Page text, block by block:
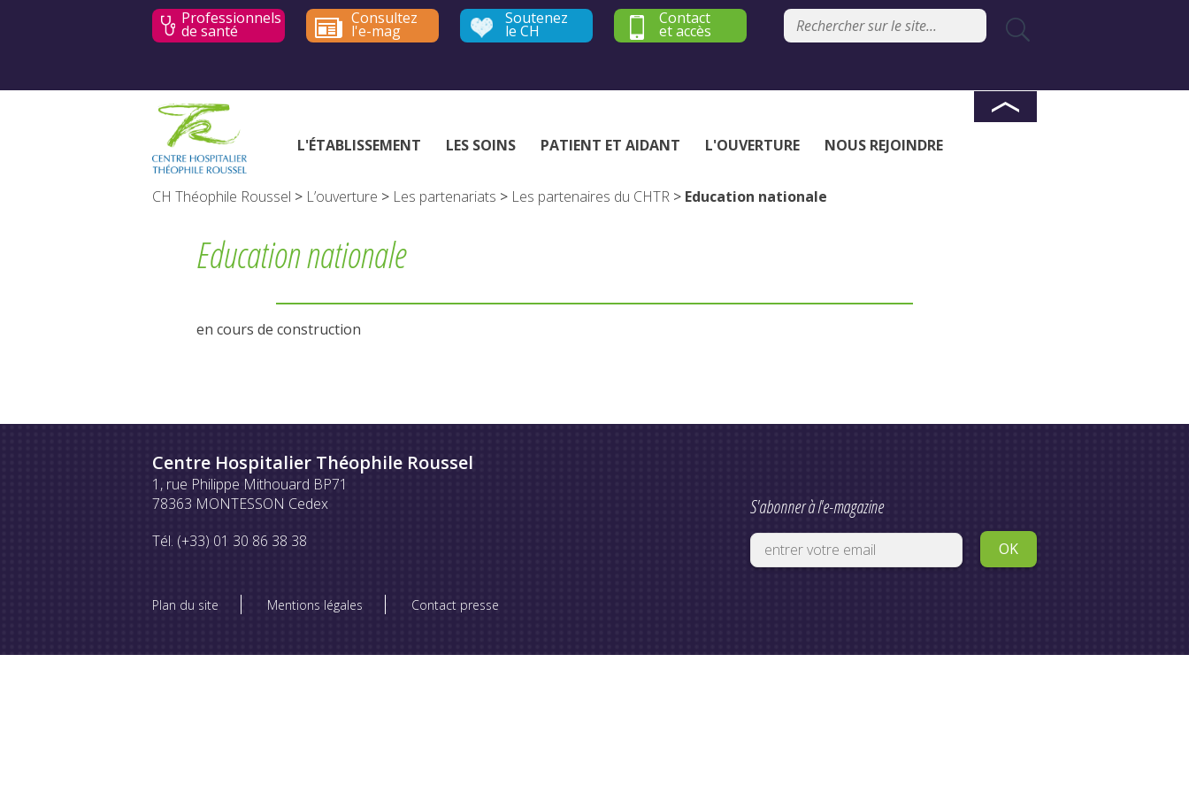
Professionnels
de santé
Consultez
l'e-mag
Soutenez
le CH
Contact
et accès
L'ÉTABLISSEMENT LES SOINS PATIENT ET AIDANT L'OUVERTURE NOUS REJOINDRE
CH Théophile Roussel > L’ouverture > Les partenariats > Les partenaires du CHTR > Education nationale
Education nationale
en cours de construction
Centre Hospitalier Théophile Roussel
1, rue Philippe Mithouard BP71
78363 MONTESSON Cedex
Tél. (+33) 01 30 86 38 38
Plan du site Mentions légales Contact presse
S'abonner à l'e-magazine